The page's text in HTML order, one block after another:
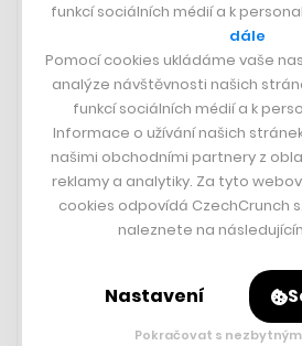
Umělá inteligence
novou vlnu americké
Tvořila historicky
JIŘÍ BLATNÝ
funkcí sociálních médií a k
dále
Pomocí cookies ukládáme vaše
analýze návštěvnosti našich
funkcí sociálních médií a k
Informace o užívání našich
našimi obchodními partnery z
reklamy a analytiky. Za tyto
cookies odpovídá CzechCrunch
naleznete na
Nastavení
Pokračovat s